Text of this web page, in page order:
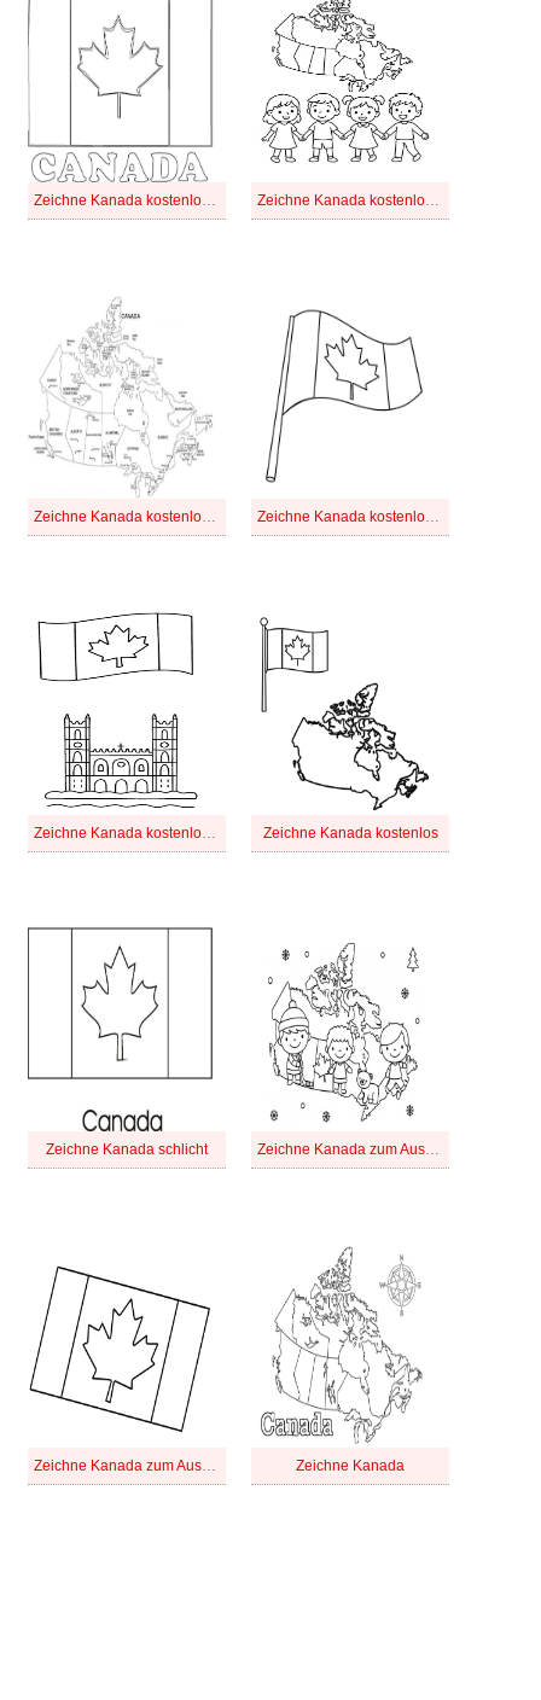
Zeichne Kanada kostenlos druckbare schlicht Zeichne Kanada kostenlos druckbare
Zeichne Kanada kostenlos einfach Zeichne Kanada kostenlos für Kinder
Zeichne Kanada kostenlos schlicht Zeichne Kanada kostenlos
Zeichne Kanada schlicht Zeichne Kanada zum Ausdrucken für Kinder
Zeichne Kanada zum Ausdrucken Zeichne Kanada